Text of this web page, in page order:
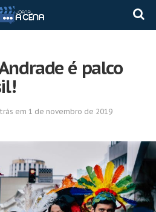
é palco
em 1 de novembro de 2019